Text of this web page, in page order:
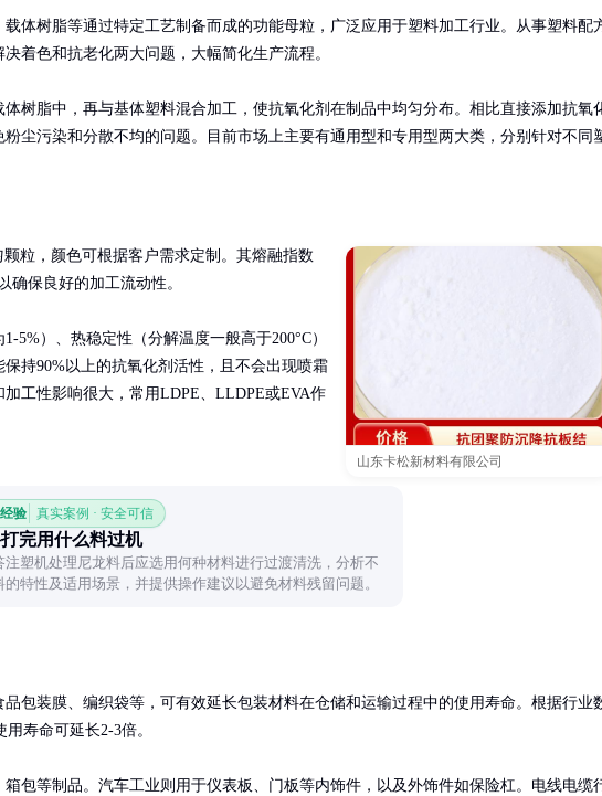
体树脂等通过特定工艺制备而成的功能母粒，广泛应用于塑料加工行业。从事塑料配
着色和抗老化两大问题，大幅简化生产流程。
树脂中，再与基体塑料混合加工，使抗氧化剂在制品中均匀分布。相比直接添加抗氧
尘污染和分散不均的问题。目前市场上主要有通用型和专用型两大类，分别针对不同
山东卡松新材料有限公司
粒，颜色可根据客户需求定制。其熔融指数
确保良好的加工流动性。
5%）、热稳定性（分解温度一般高于200°C）
持90%以上的抗氧化剂活性，且不会出现喷霜
工性影响很大，常用LDPE、LLDPE或EVA作
验 真实案例 · 安全可信
完用什么料过机
注塑机处理尼龙料后应选用何种材料进行过渡清洗，分析不
的特性及适用场景，并提供操作建议以避免材料残留问题。
品包装膜、编织袋等，可有效延长包装材料在仓储和运输过程中的使用寿命。根据行业
用寿命可延长2-3倍。
包等制品。汽车工业则用于仪表板、门板等内饰件，以及外饰件如保险杠。电线电缆